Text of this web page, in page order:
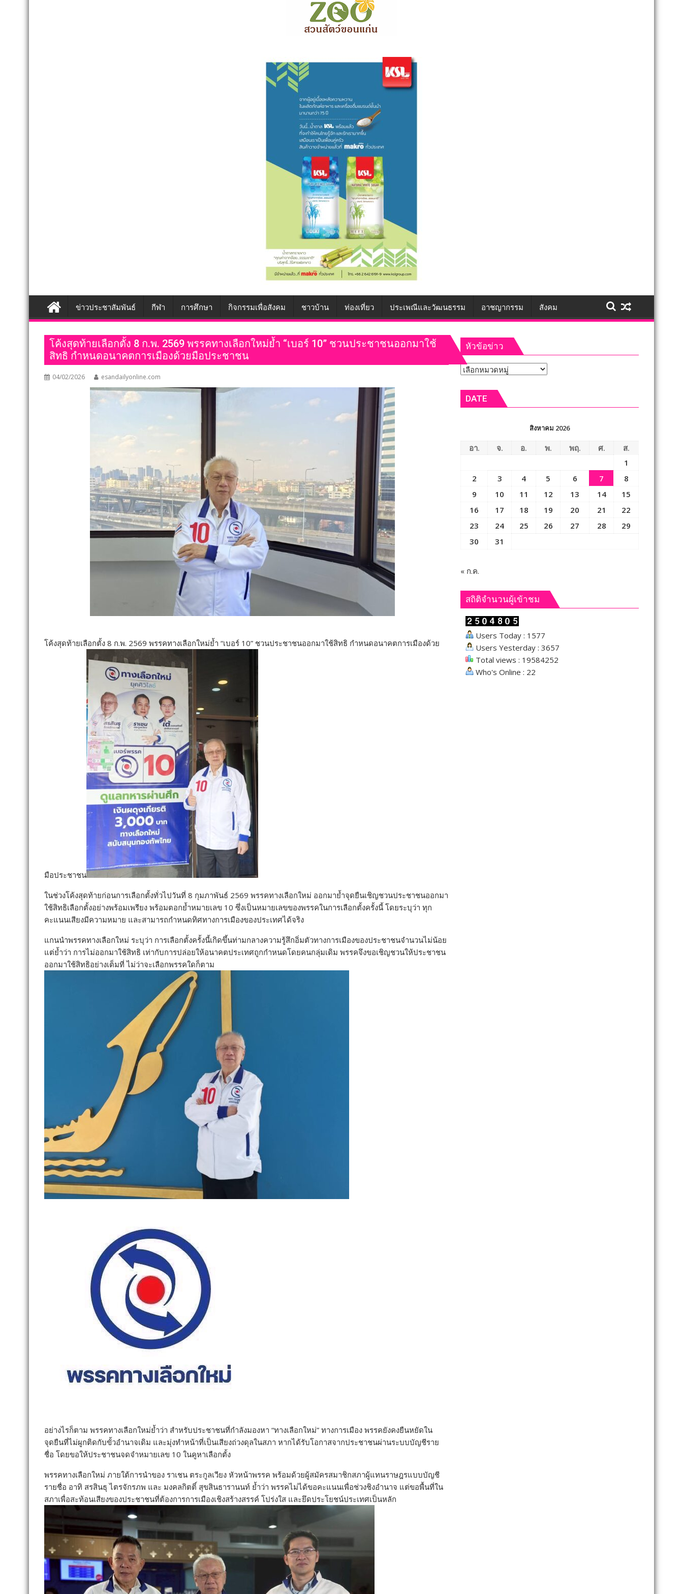
ข่าวประชาสัมพันธ์ กีฬา การศึกษา กิจกรรมเพื่อสังคม ชาวบ้าน ท่องเที่ยว ประเพณีและวัฒนธรรม อาชญากรรม สังคม
โค้งสุดท้ายเลือกตั้ง 8 ก.พ. 2569 พรรคทางเลือกใหม่ย้ำ “เบอร์ 10” ชวนประชาชนออกมาใช้
สิทธิ กำหนดอนาคตการเมืองด้วยมือประชาชน
04/02/2026 esandailyonline.com
โค้งสุดท้ายเลือกตั้ง 8 ก.พ. 2569 พรรคทางเลือกใหม่ย้ำ “เบอร์ 10” ชวนประชาชนออกมาใช้สิทธิ กำหนดอนาคตการเมืองด้วย
มือประชาชน
ในช่วงโค้งสุดท้ายก่อนการเลือกตั้งทั่วไปวันที่ 8 กุมภาพันธ์ 2569 พรรคทางเลือกใหม่ ออกมาย้ำจุดยืนเชิญชวนประชาชนออกมา
ใช้สิทธิเลือกตั้งอย่างพร้อมเพรียง พร้อมตอกย้ำหมายเลข 10 ซึ่งเป็นหมายเลขของพรรคในการเลือกตั้งครั้งนี้ โดยระบุว่า ทุก
คะแนนเสียงมีความหมาย และสามารถกำหนดทิศทางการเมืองของประเทศได้จริง
แกนนำพรรคทางเลือกใหม่ ระบุว่า การเลือกตั้งครั้งนี้เกิดขึ้นท่ามกลางความรู้สึกอิ่มตัวทางการเมืองของประชาชนจำนวนไม่น้อย
แต่ย้ำว่า การไม่ออกมาใช้สิทธิ เท่ากับการปล่อยให้อนาคตประเทศถูกกำหนดโดยคนกลุ่มเดิม พรรคจึงขอเชิญชวนให้ประชาชน
ออกมาใช้สิทธิอย่างเต็มที่ ไม่ว่าจะเลือกพรรคใดก็ตาม
อย่างไรก็ตาม พรรคทางเลือกใหม่ย้ำว่า สำหรับประชาชนที่กำลังมองหา “ทางเลือกใหม่” ทางการเมือง พรรคยังคงยืนหยัดใน
จุดยืนที่ไม่ผูกติดกับขั้วอำนาจเดิม และมุ่งทำหน้าที่เป็นเสียงถ่วงดุลในสภา หากได้รับโอกาสจากประชาชนผ่านระบบบัญชีราย
ชื่อ โดยขอให้ประชาชนจดจำหมายเลข 10 ในคูหาเลือกตั้ง
พรรคทางเลือกใหม่ ภายใต้การนำของ ราเชน ตระกูลเวียง หัวหน้าพรรค พร้อมด้วยผู้สมัครสมาชิกสภาผู้แทนราษฎรแบบบัญชี
รายชื่อ อาทิ สรสินธุ ไตรจักรภพ และ มงคลกิตติ์ สุขสินธารานนท์ ย้ำว่า พรรคไม่ได้ขอคะแนนเพื่อช่วงชิงอำนาจ แต่ขอพื้นที่ใน
สภาเพื่อสะท้อนเสียงของประชาชนที่ต้องการการเมืองเชิงสร้างสรรค์ โปร่งใส และยึดประโยชน์ประเทศเป็นหลัก
หัวข้อข่าว
หัวข้อ
DATE
สิงหาคม 2026
อา. จ. อ. พ. พฤ. ศ.
ส.
1
2
3 4 5 6 7
8
9
10 11 12 13 14
15
16
17 18 19 20 21
22
23
24 25 26 27 28
29
30
31
« ก.ค.
สถิติจำนวนผู้เข้าชม
Users Today : 1577
Users Yesterday : 3657
Total views : 19584252
Who's Online : 22